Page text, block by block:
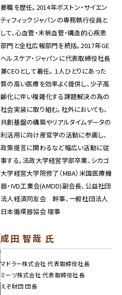
要職を歴任。2014年ボストン・サイエン
ティフィックジャパンの専務執行役員と
して、心血管・末梢血管・構造的心疾患
部門と全社広報部門を統括。2017年GE
ヘルスケア・ジャパンに代表取締役社長
兼CEOとして着任。 1人ひとりにあった
質の高い医療を効率よく提供し、少子高
齢化に伴い複雑化する課題解決の為の
社会実装に取り組む。社外においても、
共創基盤の構築やリアルタイムデータの
利活用に向け産官学の活動に参画し、
政策提言に関わるなど幅広い活動に従
事する。法政大学経営学部卒業、シカゴ
大学経営大学院修了（MBA）米国医療機
器・IVD工業会(AMDD)副会長、公益社団
法人経済同友会 幹事、一般社団法人
日本循環器協会 理事
成田 智哉 氏
マドラー株式会社 代表取締役社長
ミーツ株式会社 代表取締役社長
えぞ財団 団長